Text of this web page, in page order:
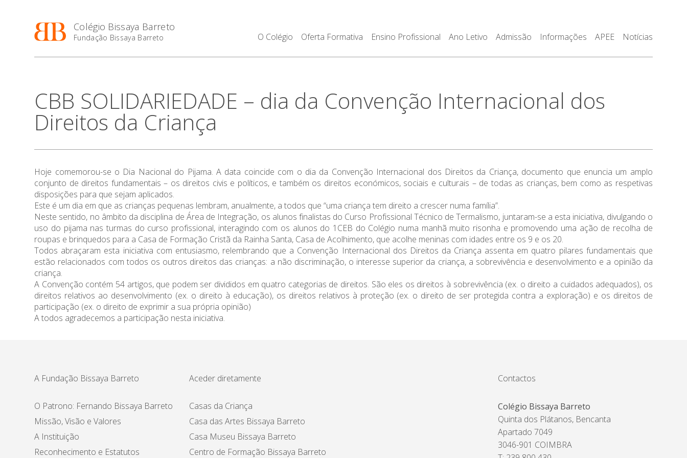
Colégio Bissaya Barreto
Fundação Bissaya Barreto O Colégio Oferta Formativa Ensino Profissional Ano Letivo Admissão Informações APEE Notícias
CBB SOLIDARIEDADE – dia da Convenção Internacional dos
Direitos da Criança
Hoje comemorou-se o Dia Nacional do Pijama. A data coincide com o dia da Convenção Internacional dos Direitos da Criança, documento que enuncia um amplo
conjunto de direitos fundamentais – os direitos civis e políticos, e também os direitos económicos, sociais e culturais – de todas as crianças, bem como as respetivas
disposições para que sejam aplicados.
Este é um dia em que as crianças pequenas lembram, anualmente, a todos que “uma criança tem direito a crescer numa família”.
Neste sentido, no âmbito da disciplina de Área de Integração, os alunos finalistas do Curso Profissional Técnico de Termalismo, juntaram-se a esta iniciativa, divulgando o
uso do pijama nas turmas do curso profissional, interagindo com os alunos do 1CEB do Colégio numa manhã muito risonha e promovendo uma ação de recolha de
roupas e brinquedos para a Casa de Formação Cristã da Rainha Santa, Casa de Acolhimento, que acolhe meninas com idades entre os 9 e os 20.
Todos abraçaram esta iniciativa com entusiasmo, relembrando que a Convenção Internacional dos Direitos da Criança assenta em quatro pilares fundamentais que
estão relacionados com todos os outros direitos das crianças: a não discriminação, o interesse superior da criança, a sobrevivência e desenvolvimento e a opinião da
criança.
A Convenção contém 54 artigos, que podem ser divididos em quatro categorias de direitos. São eles os direitos à sobrevivência (ex. o direito a cuidados adequados), os
direitos relativos ao desenvolvimento (ex. o direito à educação), os direitos relativos à proteção (ex. o direito de ser protegida contra a exploração) e os direitos de
participação (ex. o direito de exprimir a sua própria opinião)
A todos agradecemos a participação nesta iniciativa.
A Fundação Bissaya Barreto
O Patrono: Fernando Bissaya Barreto
Missão, Visão e Valores
A Instituição
Reconhecimento e Estatutos
Aceder diretamente
Casas da Criança
Casa das Artes Bissaya Barreto
Casa Museu Bissaya Barreto
Centro de Formação Bissaya Barreto
Contactos
Colégio Bissaya Barreto
Quinta dos Plátanos, Bencanta
Apartado 7049
3046-901 COIMBRA